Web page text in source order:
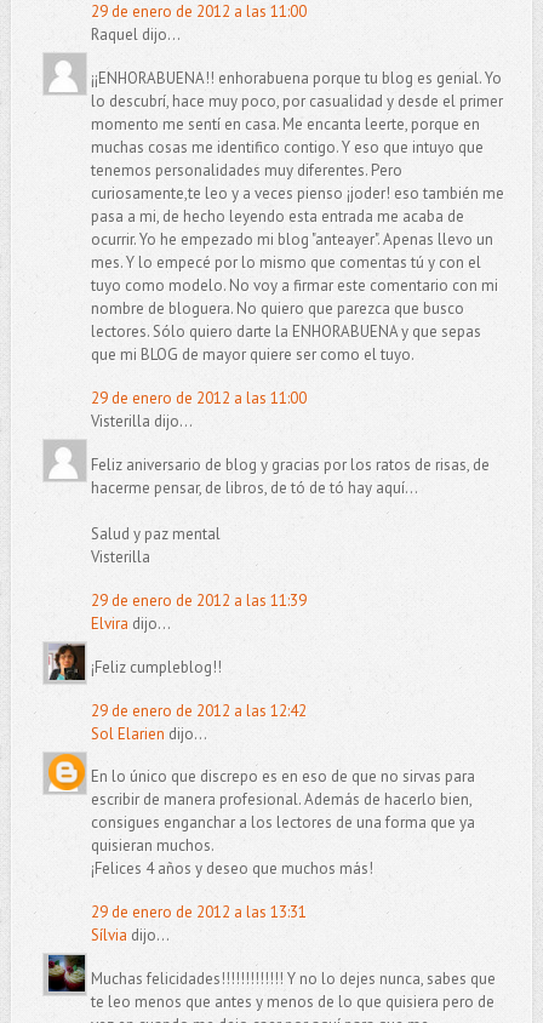
29 de enero de 2012 a las 11:00
Raquel dijo...
¡¡ENHORABUENA!! enhorabuena porque tu blog es genial. Yo
lo descubrí, hace muy poco, por casualidad y desde el primer
momento me sentí en casa. Me encanta leerte, porque en
muchas cosas me identifico contigo. Y eso que intuyo que
tenemos personalidades muy diferentes. Pero
curiosamente,te leo y a veces pienso ¡joder! eso también me
pasa a mi, de hecho leyendo esta entrada me acaba de
ocurrir. Yo he empezado mi blog "anteayer". Apenas llevo un
mes. Y lo empecé por lo mismo que comentas tú y con el
tuyo como modelo. No voy a firmar este comentario con mi
nombre de bloguera. No quiero que parezca que busco
lectores. Sólo quiero darte la ENHORABUENA y que sepas
que mi BLOG de mayor quiere ser como el tuyo.
29 de enero de 2012 a las 11:00
Visterilla dijo...
Feliz aniversario de blog y gracias por los ratos de risas, de
hacerme pensar, de libros, de tó de tó hay aquí...
Salud y paz mental
Visterilla
29 de enero de 2012 a las 11:39
Elvira dijo...
¡Feliz cumpleblog!!
29 de enero de 2012 a las 12:42
Sol Elarien dijo...
En lo único que discrepo es en eso de que no sirvas para
escribir de manera profesional. Además de hacerlo bien,
consigues enganchar a los lectores de una forma que ya
quisieran muchos.
¡Felices 4 años y deseo que muchos más!
29 de enero de 2012 a las 13:31
Sílvia dijo...
Muchas felicidades!!!!!!!!!!!!! Y no lo dejes nunca, sabes que
te leo menos que antes y menos de lo que quisiera pero de